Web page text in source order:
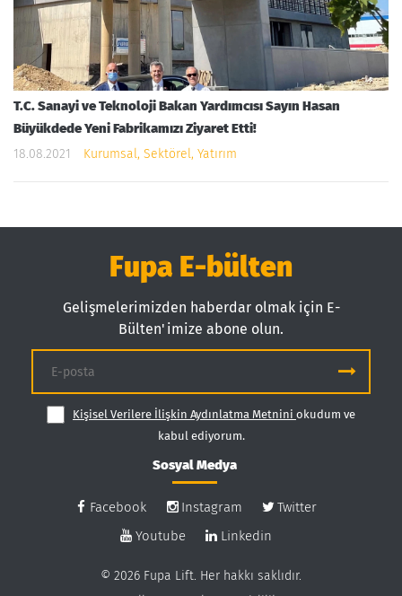
T.C. Sanayi ve Teknoloji Bakan Yardımcısı Sayın Hasan
Büyükdede Yeni Fabrikamızı Ziyaret Etti!
18.08.2021 Kurumsal, Sektörel, Yatırım
Fupa E-bülten
Gelişmelerimizden haberdar olmak için E-
Bülten'imize abone olun.
Kişisel Verilere İlişkin Aydınlatma Metnini okudum ve
kabul ediyorum.
Sosyal Medya
Facebook Instagram
Twitter
Youtube
Linkedin
© 2026 Fupa Lift. Her hakkı saklıdır.